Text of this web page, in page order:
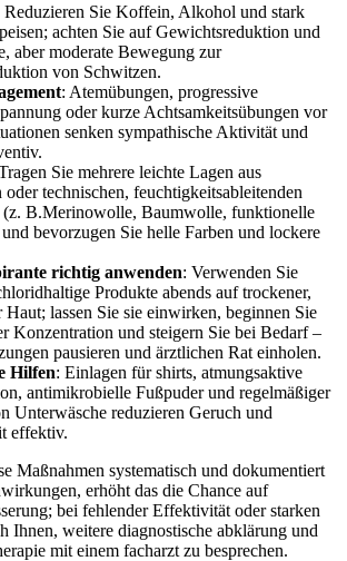
Reduzieren Sie Koffein,⁢ Alkohol ‍und stark
achten Sie auf Gewichtsreduktion⁤ und
⁣aber ⁢moderate‌ Bewegung zur
von Schwitzen.
: Atemübungen, progressive
oder kurze Achtsamkeitsübungen vor
senken sympathische Aktivität ‌und
Sie mehrere leichte Lagen ⁤aus‌
⁤oder technischen, feuchtigkeitsableitenden
(z. B.Merinowolle,⁢ Baumwolle, funktionelle
bevorzugen Sie​ helle Farben und lockere
richtig anwenden: Verwenden Sie⁢
Produkte abends auf trockener,
Haut; lassen​ Sie sie einwirken, beginnen Sie
Konzentration und⁤ steigern Sie‌ bei Bedarf –
pausieren und​ ärztlichen Rat einholen.
Hilfen: Einlagen ⁢für shirts, atmungsaktive
⁣antimikrobielle Fußpuder und regelmäßiger
Unterwäsche reduzieren Geruch und
effektiv.
Maßnahmen systematisch und dokumentiert
erhöht‌ das die Chance auf
bei fehlender‍ Effektivität oder ​starken
Ihnen, weitere diagnostische​ abklärung und
mit einem facharzt zu besprechen.